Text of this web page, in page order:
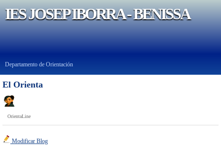
IES JOSEP IBORRA - BENISSA
Departamento de Orientación
El Orienta
OrientaLine
Modificar Blog